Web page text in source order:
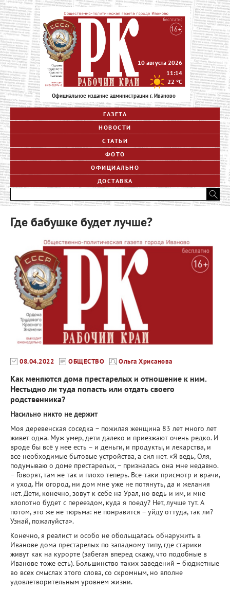
Официальное издание администрации г. Иваново
10 августа 2026
11:14
22 °C
ГАЗЕТА
НОВОСТИ
СТАТЬИ
ФОТО
ОФИЦИАЛЬНО
ДОСТАВКА
Где бабушке будет лучше?
08.04.2022 ОБЩЕСТВО Ольга Хрисанова
Как меняются дома престарелых и отношение к ним.
Нестыдно ли туда попасть или отдать своего
родственника?
Насильно никто не держит
Моя деревенская соседка – пожилая женщина 83 лет много лет
живет одна. Муж умер, дети далеко и приезжают очень редко. И
вроде бы всё у нее есть – и деньги, и продукты, и лекарства, и
все необходимые бытовые устройства, а сил нет. «Я ведь, Оля,
подумываю о доме престарелых, – призналась она мне недавно.
– Говорят, там не так и плохо теперь. Все-таки присмотр и врачи,
и уход. Ни огород, ни дом мне уже не потянуть, да и желания
нет. Дети, конечно, зовут к себе на Урал, но ведь и им, и мне
хлопотно будет с переездом, куда я поеду? Нет, лучше тут. А
потом, это же не тюрьма: не понравится – уйду оттуда, так ли?
Узнай, пожалуйста».
Конечно, я реалист и особо не обольщалась обнаружить в
Иванове дома престарелых по западному типу, где старики
живут как на курорте (забегая вперед скажу, что подобные в
Иванове тоже есть). Большинство таких заведений – бюджетные
во всех смыслах этого слова, со скромным, но вполне
удовлетворительным уровнем жизни.